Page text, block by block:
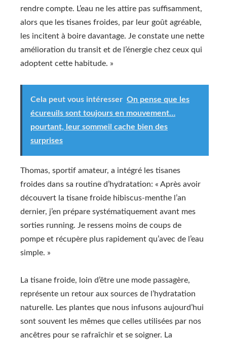
rendre compte. L’eau ne les attire pas suffisamment,
alors que les tisanes froides, par leur goût agréable,
les incitent à boire davantage. Je constate une nette
amélioration du transit et de l’énergie chez ceux qui
adoptent cette habitude. »
Cela peut vous intéresser On pense que les
écureuils sont toujours en mouvement…
pourtant, leur sommeil cache bien des
surprises
Thomas, sportif amateur, a intégré les tisanes
froides dans sa routine d’hydratation: « Après avoir
découvert la tisane froide hibiscus-menthe l’an
dernier, j’en prépare systématiquement avant mes
sorties running. Je ressens moins de coups de
pompe et récupère plus rapidement qu’avec de l’eau
simple. »
La tisane froide, loin d’être une mode passagère,
représente un retour aux sources de l’hydratation
naturelle. Les plantes que nous infusons aujourd’hui
sont souvent les mêmes que celles utilisées par nos
ancêtres pour se rafraîchir et se soigner. La